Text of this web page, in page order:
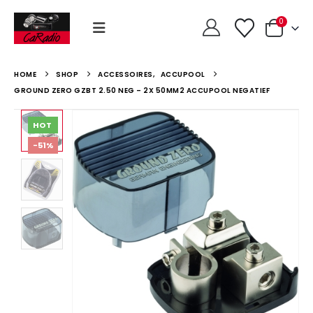
0
HOME SHOP ACCESSOIRES, ACCUPOOL
GROUND ZERO GZBT 2.50 NEG – 2X 50MM2 ACCUPOOL NEGATIEF
HOT
-51%